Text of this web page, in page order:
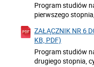
Program studiów
pierwszego
ZAŁĄCZNIK NR 6
KB, PDF)
Program studiów
drugiego stopnia,